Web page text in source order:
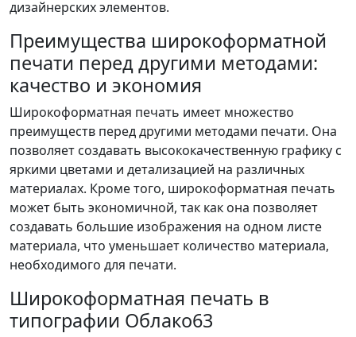
дизайнерских элементов.
Преимущества широкоформатной
печати перед другими методами:
качество и экономия
Широкоформатная печать имеет множество
преимуществ перед другими методами печати. Она
позволяет создавать высококачественную графику с
яркими цветами и детализацией на различных
материалах. Кроме того, широкоформатная печать
может быть экономичной, так как она позволяет
создавать большие изображения на одном листе
материала, что уменьшает количество материала,
необходимого для печати.
Широкоформатная печать в
типографии Облако63